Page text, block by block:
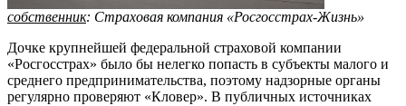
собственник: Страховая компания «Росгосстрах-Жизнь»
Дочке крупнейшей федеральной страховой компании
«Росгосстрах» было бы нелегко попасть в субъекты малого и
среднего предпринимательства, поэтому надзорные органы
регулярно проверяют «Кловер». В публичных источниках